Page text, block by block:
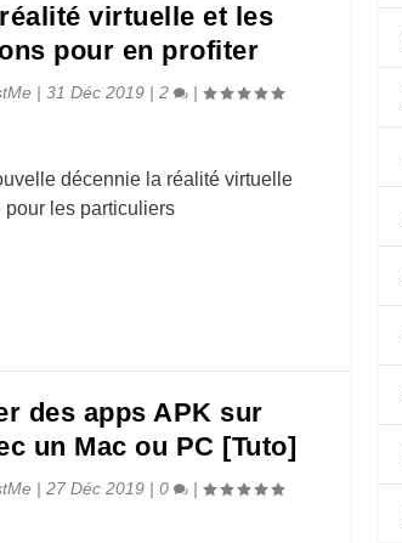
virtuelle et les
pour en profiter
| 31 Déc 2019| 2 |
décennie la réalité virtuelle
les particuliers
des apps APK sur
un Mac ou PC [Tuto]
| 27 Déc 2019| 0 |